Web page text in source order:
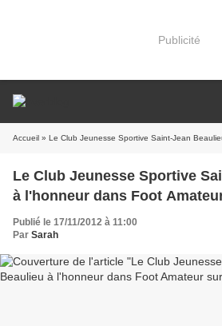
Publicité
Accueil » Le Club Jeunesse Sportive Saint-Jean Beaulieu à
Le Club Jeunesse Sportive
à l'honneur dans Foot
Publié le 17/11/2012 à 11:00
Par Sarah